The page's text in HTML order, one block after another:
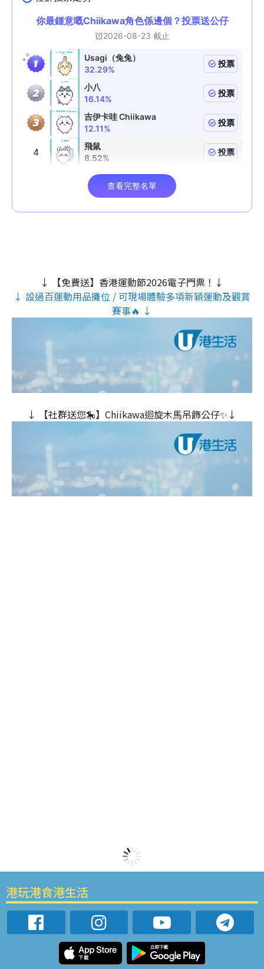
↓ 【免費送】香港運動節2026電子門票！↓
↓ 設過百運動用品攤位 / 可現場體驗多項新穎運動及觀賞
賽事🔥 ↓
↓ 【社群送您🎠】Chiikawa迴旋木⾺吊飾公仔✨↓
港玩港食港生活